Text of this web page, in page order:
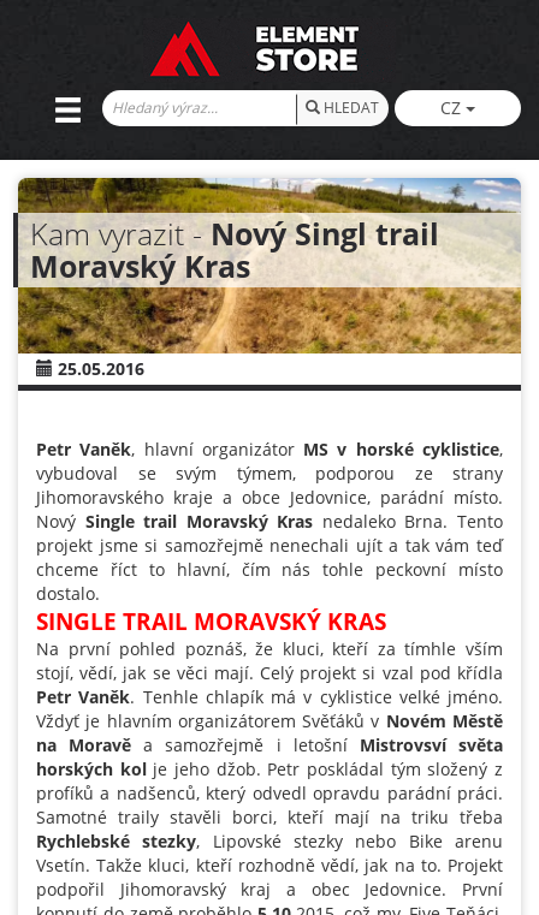
HLEDAT CZ
Kam vyrazit -Nový Singl trail
Moravský Kras
25.05.2016
Petr Vaněk, hlavní organizátor MS v horské cyklistice,
vybudoval se svým týmem, podporou ze strany
Jihomoravského kraje a obce Jedovnice, parádní místo.
Nový Single trail Moravský Kras nedaleko Brna. Tento
projekt jsme si samozřejmě nenechali ujít a tak vám teď
chceme říct to hlavní, čím nás tohle peckovní místo
dostalo.
SINGLE TRAIL MORAVSKÝ KRAS
Na první pohled poznáš, že kluci, kteří za tímhle vším
stojí, vědí, jak se věci mají. Celý projekt si vzal pod křídla
Petr Vaněk. Tenhle chlapík má v cyklistice velké jméno.
Vždyť je hlavním organizátorem Svěťáků v Novém Městě
na Moravě a samozřejmě i letošní Mistrovsví světa
horských kolje jeho džob. Petr poskládal tým složený z
profíků a nadšenců, který odvedl opravdu parádní práci.
Samotné traily stavěli borci, kteří mají na triku třeba
Rychlebské stezky, Lipovské stezky nebo Bike arenu
Vsetín. Takže kluci, kteří rozhodně vědí, jak na to. Projekt
podpořil Jihomoravský kraj a obec Jedovnice. První